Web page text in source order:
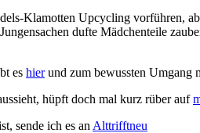
Klamotten Upcycling vorführen,
dufte Mädchenteile
es hierund zum bewussten Umgang
hüpft doch mal kurz rüber auf
sende ich es an Alttrifftneu